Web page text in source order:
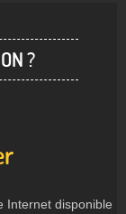
?
disponible